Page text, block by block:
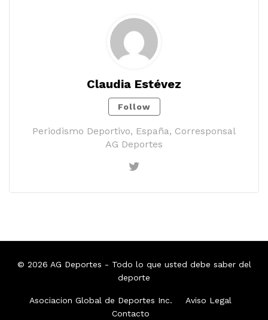
Claudia Estévez
Follow
Periodismo Deportivo, España, Corresponsal
AG Deportes
© 2026 AG Deportes - Todo lo que usted debe saber del
deporte
Asociacion Global de Deportes Inc.
Aviso Legal
Contacto